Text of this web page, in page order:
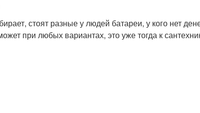
стоят разные у людей батареи, у кого нет
при любых вариантах, это уже тогда к